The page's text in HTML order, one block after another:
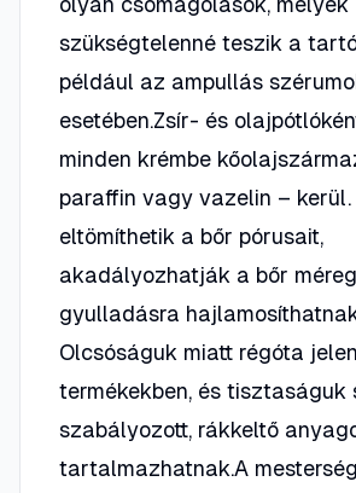
szükségtelenné teszik a
például az ampullás
esetében.Zsír- és
minden krémbe
paraffin vagy vazelin – kerül.
eltömíthetik a bőr pórusait,
akadályozhatják a bőr
gyulladásra
Olcsóságuk miatt régóta
termékekben, és tisztaságuk
szabályozott, rákkeltő
tartalmazhatnak.A